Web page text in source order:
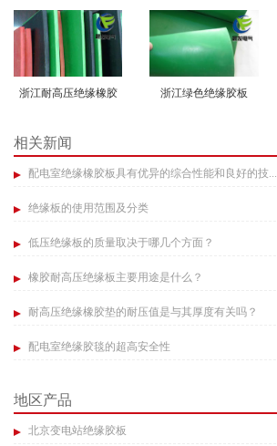
浙江耐高压绝缘橡胶
浙江绿色绝缘胶板
相关新闻
配电室绝缘橡胶板具有优异的综合性能和良好的技...
绝缘板的使用范围及分类​
低压绝缘板的质量取决于哪几个方面？​
橡胶耐高压绝缘板主要用途是什么？​
耐高压绝缘橡胶垫的耐压值是与其厚度有关吗？
配电室绝缘胶毯的超高安全性​
地区产品
北京变电站绝缘胶板